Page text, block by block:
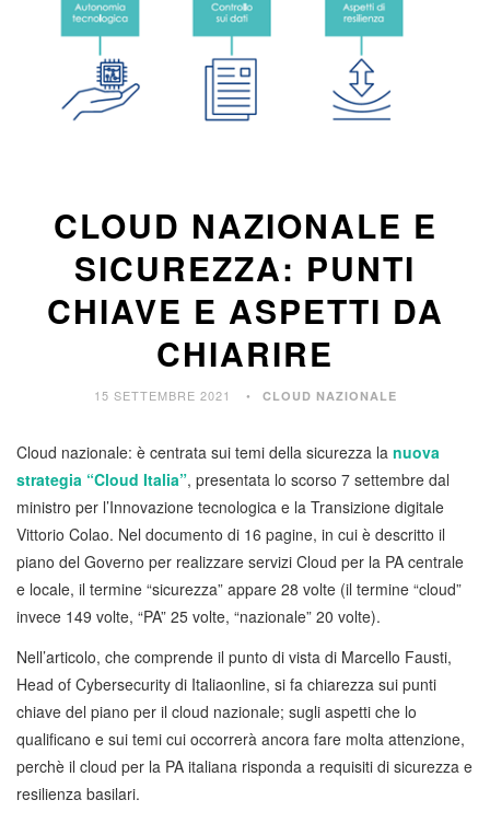
CLOUD NAZIONALE E
SICUREZZA: PUNTI
CHIAVE E ASPETTI DA
CHIARIRE
15 SETTEMBRE 2021 CLOUD NAZIONALE
Cloud nazionale: è centrata sui temi della sicurezza la nuova
strategia “Cloud Italia”, presentata lo scorso 7 settembre dal
ministro per l’Innovazione tecnologica e la Transizione digitale
Vittorio Colao. Nel documento di 16 pagine, in cui è descritto il
piano del Governo per realizzare servizi Cloud per la PA centrale
e locale, il termine “sicurezza” appare 28 volte (il termine “cloud”
invece 149 volte, “PA” 25 volte, “nazionale” 20 volte).
Nell’articolo, che comprende il punto di vista di Marcello Fausti,
Head of Cybersecurity di Italiaonline, si fa chiarezza sui punti
chiave del piano per il cloud nazionale; sugli aspetti che lo
qualificano e sui temi cui occorrerà ancora fare molta attenzione,
perchè il cloud per la PA italiana risponda a requisiti di sicurezza e
resilienza basilari.